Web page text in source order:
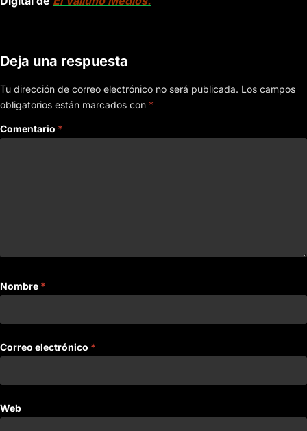
Deja una respuesta
Tu dirección de correo electrónico no será publicada. Los campos
obligatorios están marcados con *
Comentario *
Nombre *
Correo electrónico *
Web